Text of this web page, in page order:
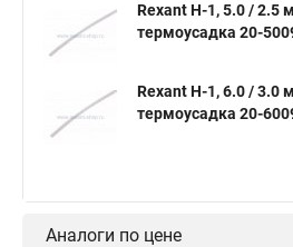
Соединение термоусадкой
Термоусадка с клеевым слоем
Набор термоусадочных трубок
Rexant Н-1, 5.0 / 2.5
термоусадка 20-
Rexant Н-1, 6.0 / 3.0
термоусадка 20-
Аналоги по цене